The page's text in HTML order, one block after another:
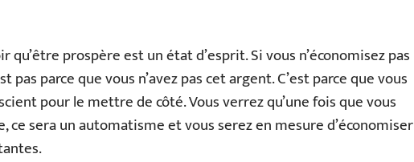
qu’être prospère est un état d’esprit. Si vous n’économisez pas
pas parce que vous n’avez pas cet argent. C’est parce que vous
pour le mettre de côté. Vous verrez qu’une fois que vous
ce sera un automatisme et vous serez en mesure d’économiser